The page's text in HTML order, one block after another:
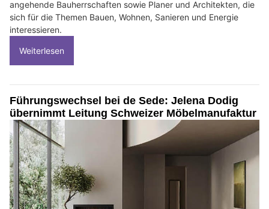
angehende Bauherrschaften sowie Planer und Architekten, die
sich für die Themen Bauen, Wohnen, Sanieren und Energie
interessieren.
Weiterlesen
Führungswechsel bei de Sede: Jelena Dodig
übernimmt Leitung Schweizer Möbelmanufaktur